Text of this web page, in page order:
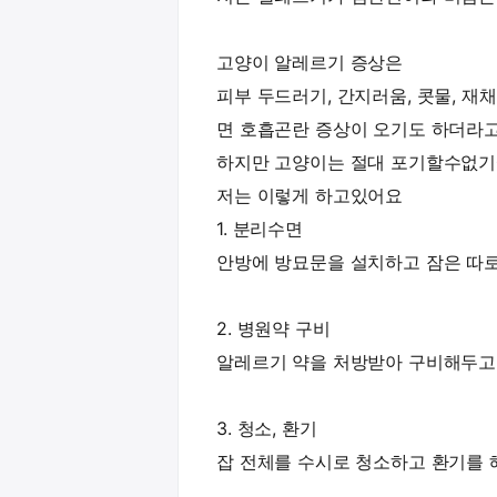
고양이 알레르기 증상은
피부 두드러기, 간지러움, 콧물, 재
면 호흡곤란 증상이 오기도 하더라
하지만 고양이는 절대 포기할수없
저는 이렇게 하고있어요
1. 분리수면
안방에 방묘문을 설치하고 잠은 따
2. 병원약 구비
알레르기 약을 처방받아 구비해두
3. 청소, 환기
잡 전체를 수시로 청소하고 환기를